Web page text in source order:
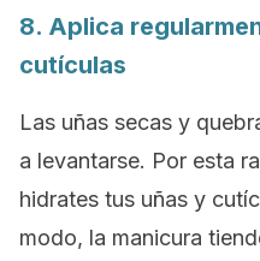
8. Aplica
cutículas
Las uñas secas y
a levantarse. Por esta
hidrates tus uñas y
modo, la manicura